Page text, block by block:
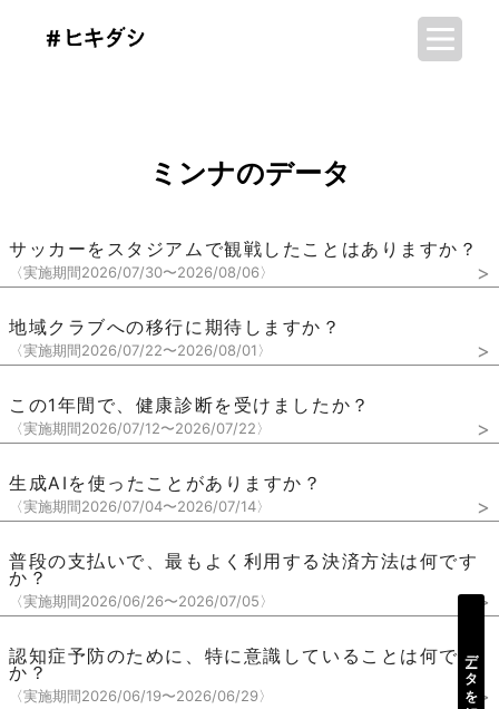
データを解説
ミンナのデータ
サッカーをスタジアムで観戦したことはありますか？
〈実施期間2026/07/30〜2026/08/06〉 >
地域クラブへの移行に期待しますか？
〈実施期間2026/07/22〜2026/08/01〉 >
この1年間で、健康診断を受けましたか？
〈実施期間2026/07/12〜2026/07/22〉 >
生成AIを使ったことがありますか？
〈実施期間2026/07/04〜2026/07/14〉 >
普段の支払いで、最もよく利用する決済方法は何です
か？
〈実施期間2026/06/26〜2026/07/05〉 >
認知症予防のために、特に意識していることは何です
か？
〈実施期間2026/06/19〜2026/06/29〉 >